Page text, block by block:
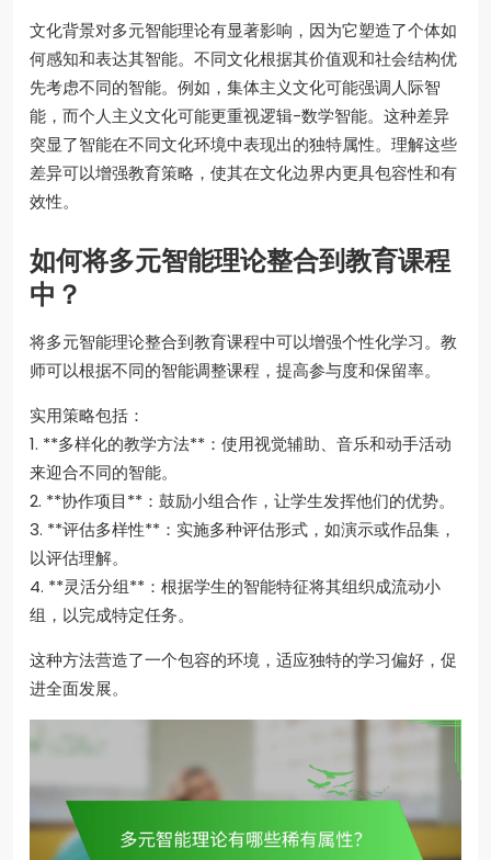
文化背景对多元智能理论有显著影响，因为它塑造了个体如
何感知和表达其智能。不同文化根据其价值观和社会结构优
先考虑不同的智能。例如，集体主义文化可能强调人际智
能，而个人主义文化可能更重视逻辑-数学智能。这种差异
突显了智能在不同文化环境中表现出的独特属性。理解这些
差异可以增强教育策略，使其在文化边界内更具包容性和有
效性。
如何将多元智能理论整合到教育课程
中？
将多元智能理论整合到教育课程中可以增强个性化学习。教
师可以根据不同的智能调整课程，提高参与度和保留率。
实用策略包括：
1. **多样化的教学方法**：使用视觉辅助、音乐和动手活动
来迎合不同的智能。
2. **协作项目**：鼓励小组合作，让学生发挥他们的优势。
3. **评估多样性**：实施多种评估形式，如演示或作品集，
以评估理解。
4. **灵活分组**：根据学生的智能特征将其组织成流动小
组，以完成特定任务。
这种方法营造了一个包容的环境，适应独特的学习偏好，促
进全面发展。